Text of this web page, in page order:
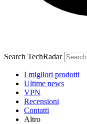
Search TechRadar
I migliori prodotti
Ultime news
VPN
Recensioni
Contatti
Altro